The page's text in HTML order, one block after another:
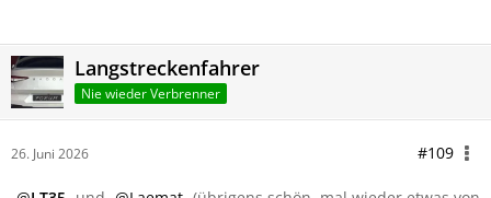
Langstreckenfahrer
Nie wieder Verbrenner
26. Juni 2026 #109